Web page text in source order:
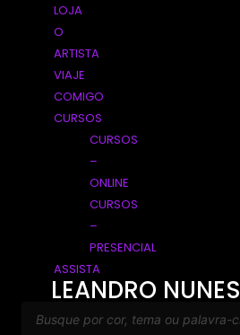
LOJA
O
ARTISTA
VIAJE
COMIGO
CURSOS
CURSOS
–
ONLINE
CURSOS
–
PRESENCIAL
ASSISTA
LEANDRO NUNES
produtos